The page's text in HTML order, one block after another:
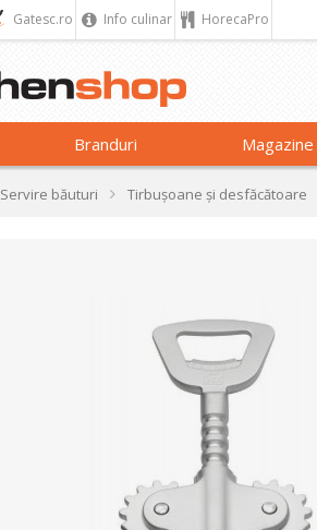
Gatesc.ro Info culinar HorecaPro
Branduri Magazine
Servire băuturi Tirbușoane și desfăcătoare